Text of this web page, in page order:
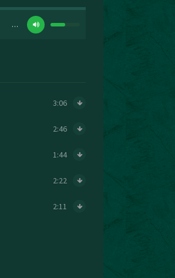
…
3:06
2:46
1:44
2:22
2:11